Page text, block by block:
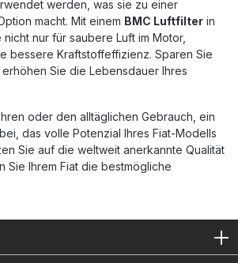
werden, was sie zu einer
macht. Mit einem BMC Luftfilter in
nur für saubere Luft im Motor,
bessere Kraftstoffeffizienz. Sparen Sie
Sie die Lebensdauer Ihres
oder den alltäglichen Gebrauch, ein
das volle Potenzial Ihres Fiat-Modells
Sie auf die weltweit anerkannte Qualität
Sie Ihrem Fiat die bestmögliche